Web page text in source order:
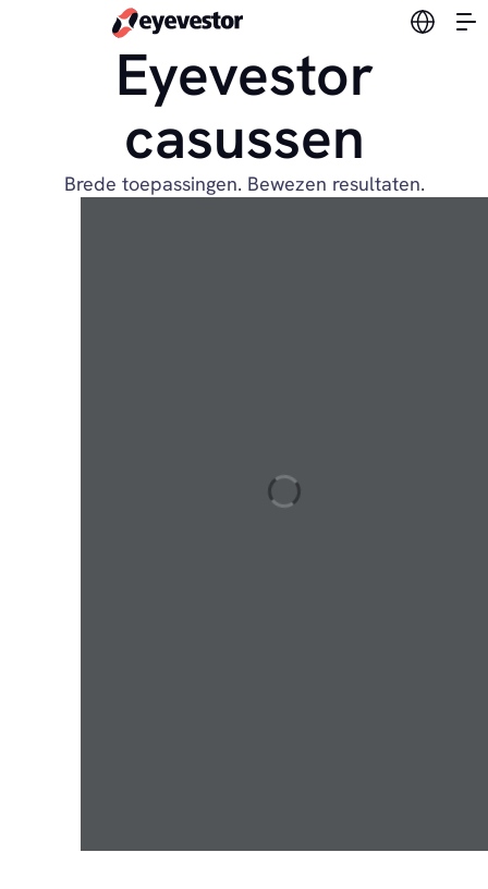
Eyevestor
casussen
Brede toepassingen. Bewezen resultaten.